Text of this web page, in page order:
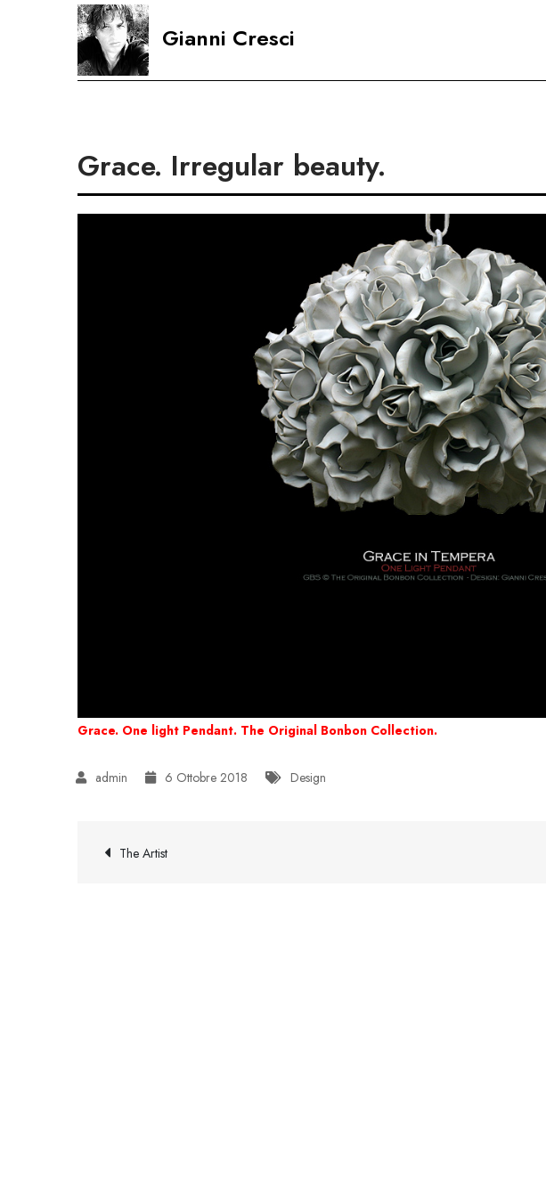
Gianni Cresci
Grace. Irregular beauty.
Grace. One light Pendant. The Original Bonbon Collection.
6 Ottobre 2018 Design
Navigazione
The Artist